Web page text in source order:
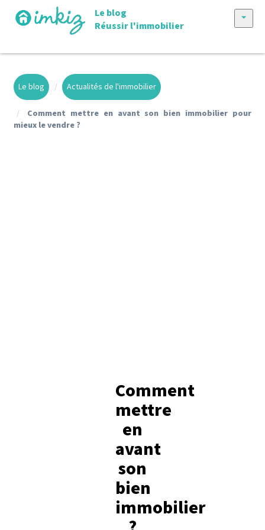
Le blog
Réussir l'immobilier
Vendre avec imkiz
Nos annonces
Le blog Actualités de l'immobilier
Comment mettre en avant son bien immobilier pour
mieux le vendre ?
Comment
mettre
en
avant
son
bien
immobilier